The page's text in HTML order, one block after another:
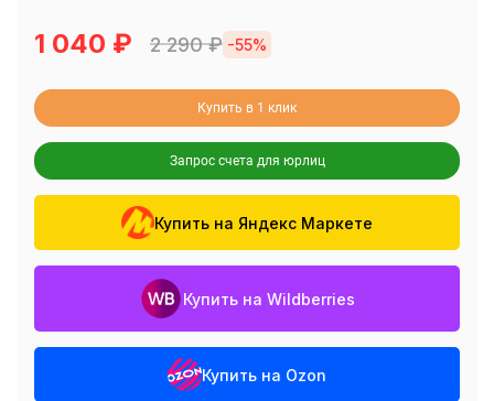
1 040 ₽ 2 290₽ -55%
Купить в 1 клик
Запрос счета для юрлиц
Купить на Яндекс Маркете
Купить на Wildberries
Купить на Ozon